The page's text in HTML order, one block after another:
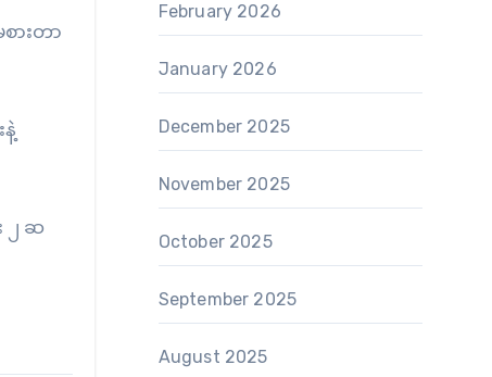
ားတာ
၂ ဆ
February 2026
January 2026
December 2025
November 2025
October 2025
September 2025
August 2025